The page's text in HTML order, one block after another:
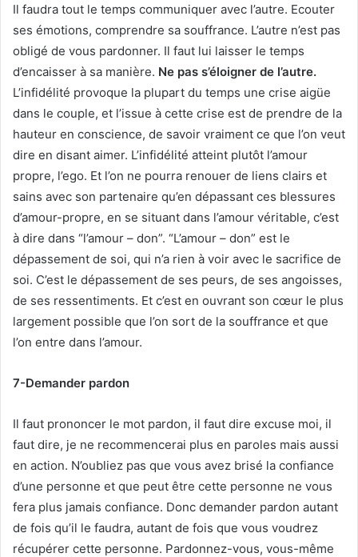
Il faudra tout le temps communiquer avec l’autre. Ecouter
ses émotions, comprendre sa souffrance. L’autre n’est pas
obligé de vous pardonner. Il faut lui laisser le temps
d’encaisser à sa manière. Ne pas s’éloigner de l’autre.
L’infidélité provoque la plupart du temps une crise aigüe
dans le couple, et l’issue à cette crise est de prendre de la
hauteur en conscience, de savoir vraiment ce que l’on veut
dire en disant aimer. L’infidélité atteint plutôt l’amour
propre, l’ego. Et l’on ne pourra renouer de liens clairs et
sains avec son partenaire qu’en dépassant ces blessures
d’amour-propre, en se situant dans l’amour véritable, c’est
à dire dans “l’amour – don”. “L’amour – don” est le
dépassement de soi, qui n’a rien à voir avec le sacrifice de
soi. C’est le dépassement de ses peurs, de ses angoisses,
de ses ressentiments. Et c’est en ouvrant son cœur le plus
largement possible que l’on sort de la souffrance et que
l’on entre dans l’amour.
7-Demander pardon
Il faut prononcer le mot pardon, il faut dire excuse moi, il
faut dire, je ne recommencerai plus en paroles mais aussi
en action. N’oubliez pas que vous avez brisé la confiance
d’une personne et que peut être cette personne ne vous
fera plus jamais confiance. Donc demander pardon autant
de fois qu’il le faudra, autant de fois que vous voudrez
récupérer cette personne. Pardonnez-vous, vous-même